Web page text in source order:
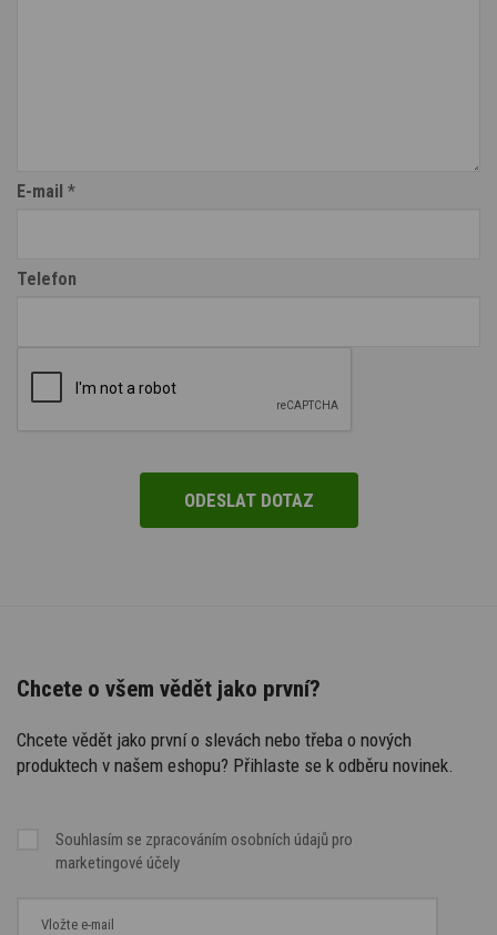
E-mail *
Telefon
Chcete o všem vědět jako první?
Chcete vědět jako první o slevách nebo třeba o nových
produktech v našem eshopu? Přihlaste se k odběru novinek.
Souhlasím se zpracováním osobních údajů pro
marketingové účely